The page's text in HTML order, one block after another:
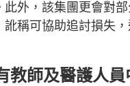
此外，該集團更會對
訛稱可協助追討損失
教師及醫護人員